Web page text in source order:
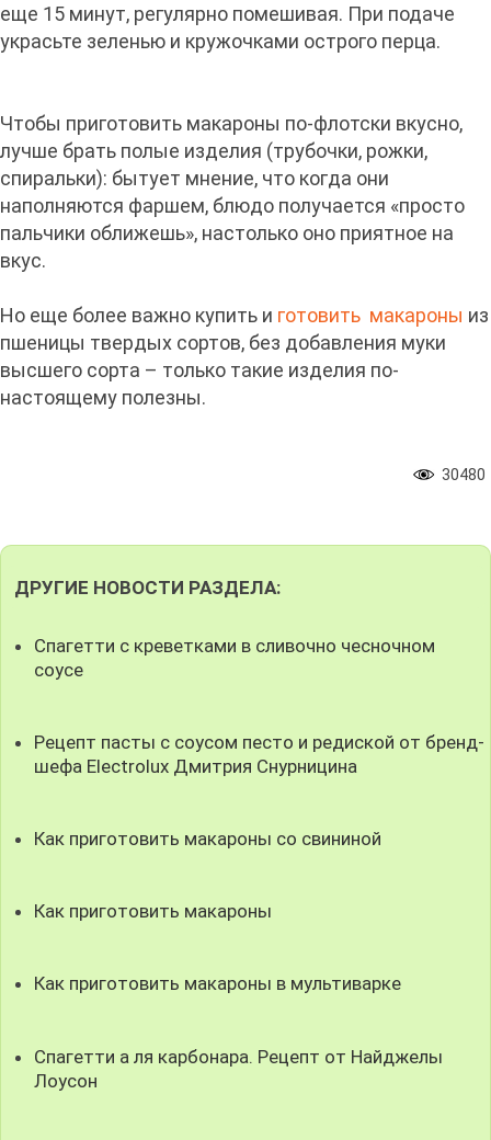
еще 15 минут, регулярно помешивая. При подаче
украсьте зеленью и кружочками острого перца.
Чтобы приготовить макароны по-флотски вкусно,
лучше брать полые изделия (трубочки, рожки,
спиральки): бытует мнение, что когда они
наполняются фаршем, блюдо получается «просто
пальчики оближешь», настолько оно приятное на
вкус.
Но еще более важно купить и готовить макароны из
пшеницы твердых сортов, без добавления муки
высшего сорта – только такие изделия по-
настоящему полезны.
30480
ДРУГИЕ НОВОСТИ РАЗДЕЛА:
Спагетти с креветками в сливочно чесночном
соусе
Рецепт пасты с соусом песто и редиской от бренд-
шефа Electrolux Дмитрия Снурницина
Как приготовить макароны со свининой
Как приготовить макароны
Как приготовить макароны в мультиварке
Спагетти а ля карбонара. Рецепт от Найджелы
Лоусон